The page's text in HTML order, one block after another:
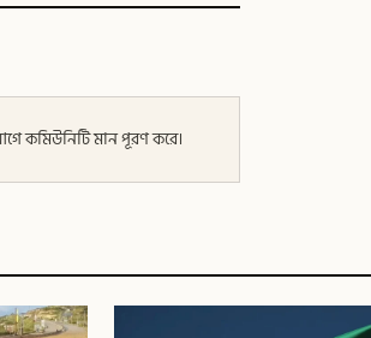
কমিউনিটি মান পূরণ করে।